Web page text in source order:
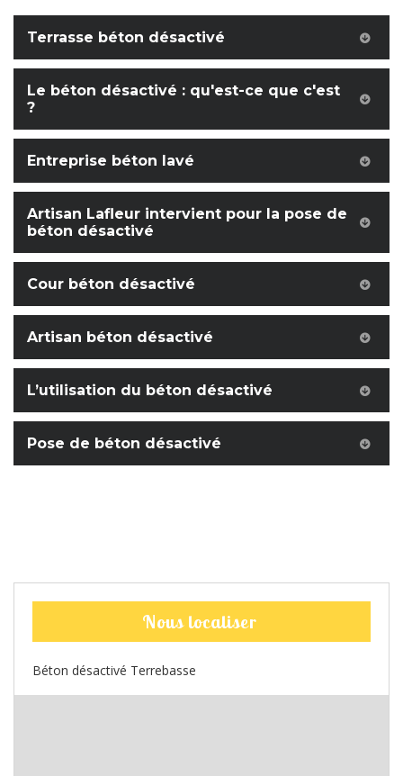
Terrasse béton désactivé
Le béton désactivé : qu'est-ce que c'est
?
Entreprise béton lavé
Artisan Lafleur intervient pour la pose de
béton désactivé
Cour béton désactivé
Artisan béton désactivé
L’utilisation du béton désactivé
Pose de béton désactivé
Nous localiser
Béton désactivé Terrebasse